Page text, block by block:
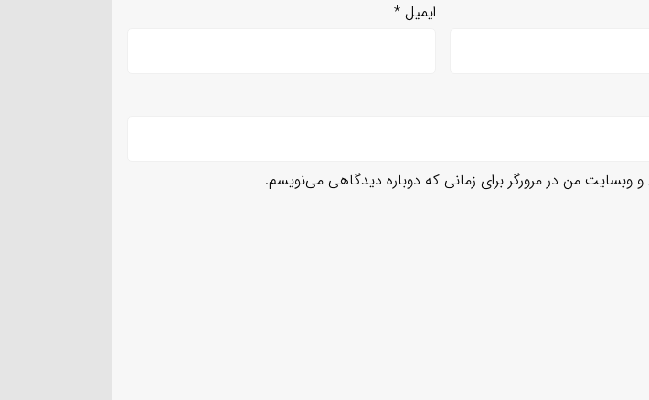
ایمیل *
و وبسایت من در مرورگر برای زمانی که دوباره دیدگاهی می‌نویسم.